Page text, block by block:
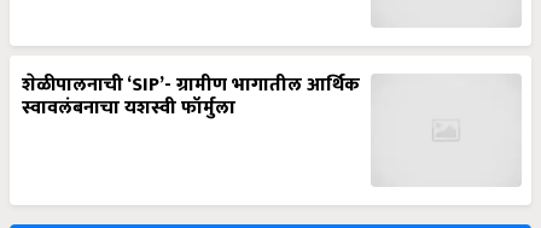
शेळीपालनाची ‘SIP’- ग्रामीण भागातील आर्थिक
स्वावलंबनाचा यशस्वी फॉर्मुला